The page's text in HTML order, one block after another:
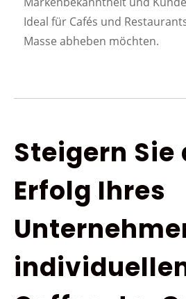
Ideal für Cafés und
Masse abheben möchten.
Steigern Sie
Erfolg Ihres